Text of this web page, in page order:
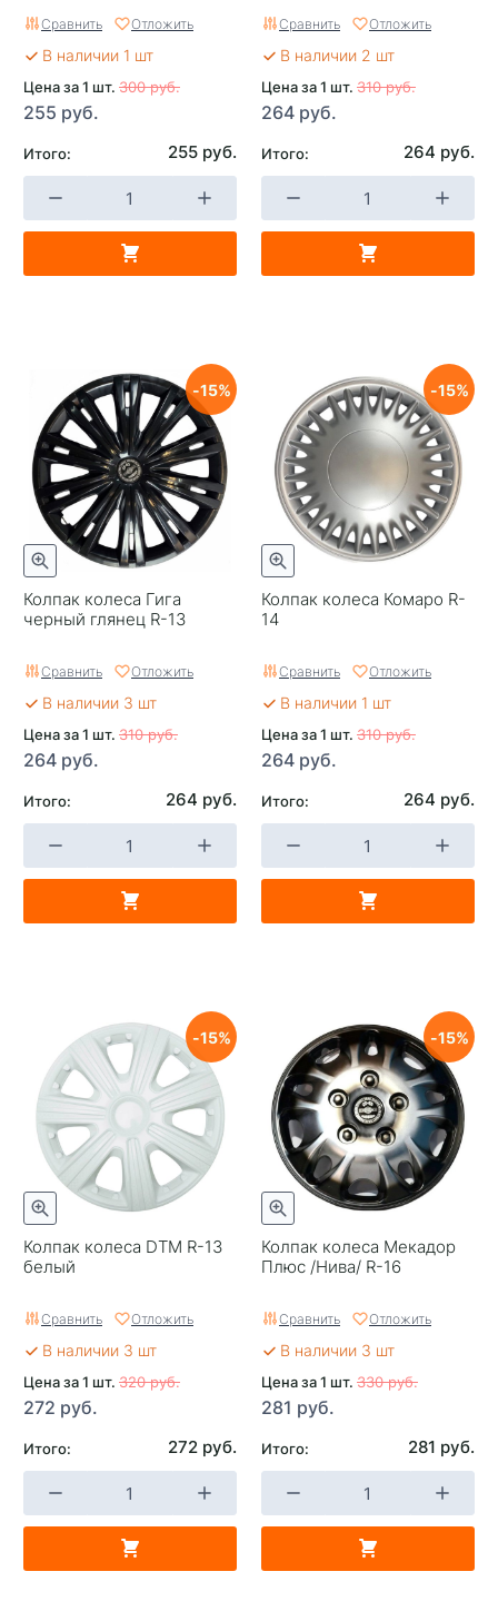
Сравнить Отложить
В наличии 1 шт
Цена за 1 шт. 300 руб.
255 руб.
Итого: 255 руб.
Сравнить Отложить
В наличии 2 шт
Цена за 1 шт. 310 руб.
264 руб.
Итого: 264 руб.
Колпак колеса Гига
черный глянец R-13
15
Сравнить Отложить
В наличии 3 шт
Цена за 1 шт. 310 руб.
264 руб.
Итого: 264 руб.
Колпак колеса Комаро R-
14
15
Сравнить Отложить
В наличии 1 шт
Цена за 1 шт. 310 руб.
264 руб.
Итого: 264 руб.
Колпак колеса DTM R-13
белый
15
Сравнить Отложить
В наличии 3 шт
Цена за 1 шт. 320 руб.
272 руб.
Итого: 272 руб.
Колпак колеса Мекадор
Плюс /Нива/ R-16
15
Сравнить Отложить
В наличии 3 шт
Цена за 1 шт. 330 руб.
281 руб.
Итого: 281 руб.